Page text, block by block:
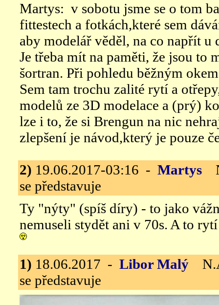
Martys: v sobotu jsme se o tom
fittestech a fotkách,které sem
aby modelář věděl, na co napřít u
Je třeba mít na paměti, že jsou to
šortran. Při pohledu běžným
Sem tam trochu zalité rytí a
modelů ze 3D modelace a (prý)
lze i to, že si Brengun na nic
zlepšení je návod,který je pouze
2) 19.06.2017-03:16 - Martys
se představuje
Ty "nýty" (spíš díry) - to jako
nemuseli stydět ani v 70s. A to
1) 18.06.2017 - Libor Malý
se představuje